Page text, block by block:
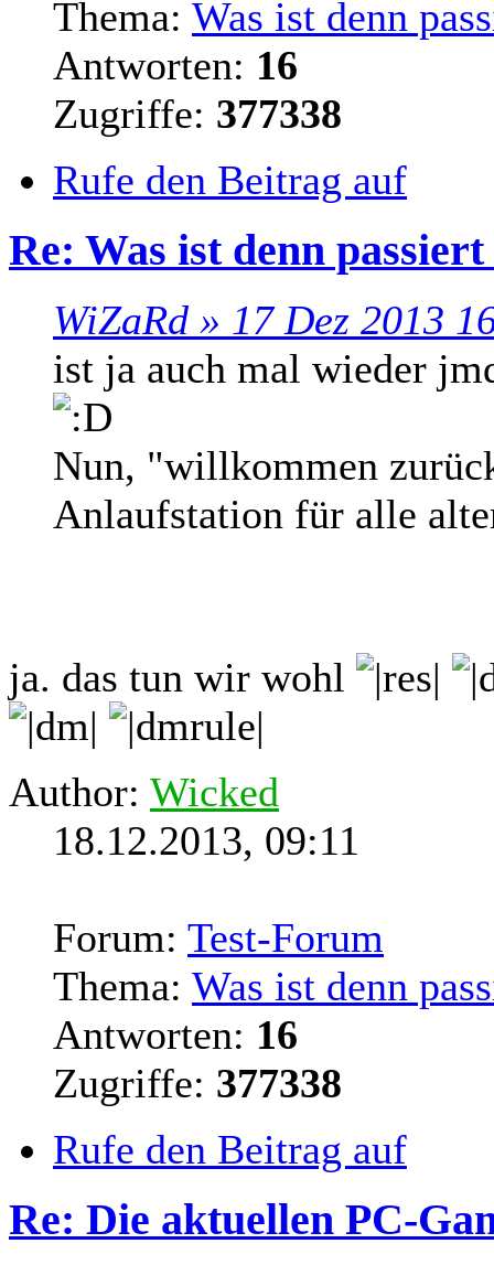
Thema: Was ist denn
Antworten: 16
Zugriffe: 377338
Rufe den Beitrag auf
Re: Was ist denn
WiZaRd » 17 Dez 2013
ist ja auch mal wieder
Nun, "willkommen
Anlaufstation für alle
ja. das tun wir wohl
Author: Wicked
18.12.2013, 09:11
Forum: Test-Forum
Thema: Was ist denn
Antworten: 16
Zugriffe: 377338
Rufe den Beitrag auf
Re: Die aktuellen PC-